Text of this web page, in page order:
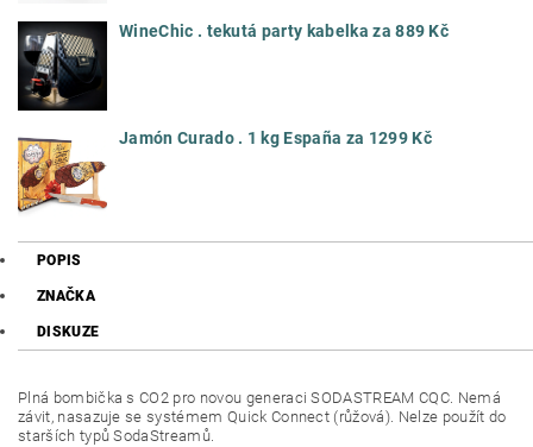
WineChic . tekutá party kabelka za 889 Kč
Jamón Curado . 1 kg España za 1299 Kč
POPIS
ZNAČKA
DISKUZE
Plná bombička s CO2 pro novou generaci SODASTREAM CQC. Nemá
závit, nasazuje se systémem Quick Connect (růžová). Nelze použít do
starších typů SodaStreamů.